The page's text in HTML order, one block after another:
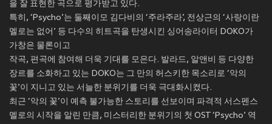
을 잘 표현한 곡으로 평가받고 있다.
특히, ‘Psycho’는 둘째이모 김다비의 ‘주라주라’, 전상근의 ‘사랑이란
멜로는 없어’ 등 다수의 히트곡을 탄생시킨 싱어송라이터 DOKO가
가창은 물론이고
작곡, 편곡에 참여해 더욱 기대를 모은다. 발라드, 알앤비 등 다양한
장르를 소화하고 있는 DOKO는 그 만의 허스키한 목소리로 ‘악의
꽃’이 지니고 있는 서늘한 분위기를 더욱 극대화시켰다.
최근 ‘악의 꽃’이 예측 불가능한 스토리를 선보이며 파격적 서스펜스
멜로의 시작을 알린 만큼, 미스터리한 분위기의 첫 OST ‘Psycho’ 역